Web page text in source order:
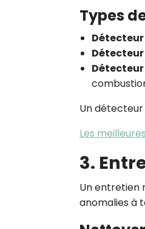
Types
Un
Les
3.
Un entretien
anomalies à